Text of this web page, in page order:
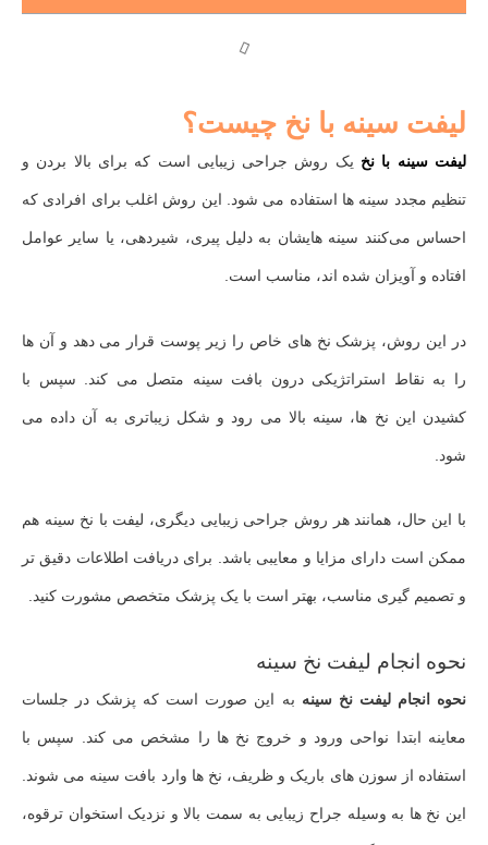
لیفت سینه با نخ چیست؟
لیفت سینه با نخ یک روش جراحی زیبایی است که برای بالا بردن و
تنظیم مجدد سینه‌ ها استفاده می‌ شود. این روش اغلب برای افرادی که
احساس می‌کنند سینه‌ هایشان به دلیل پیری، شیردهی، یا سایر عوامل
افتاده و آویزان شده‌ اند، مناسب است.
در این روش، پزشک نخ‌ های خاص را زیر پوست قرار می‌ دهد و آن‌ ها
را به نقاط استراتژیکی درون بافت سینه متصل می‌ کند. سپس با
کشیدن این نخ‌ ها، سینه بالا می‌ رود و شکل زیباتری به آن داده می‌
شود.
با این حال، همانند هر روش جراحی زیبایی دیگری، لیفت با نخ سینه هم
ممکن است دارای مزایا و معایبی باشد. برای دریافت اطلاعات دقیق تر
و تصمیم‌ گیری مناسب، بهتر است با یک پزشک متخصص مشورت کنید.
نحوه انجام لیفت نخ سینه
نحوه انجام لیفت نخ سینه به این صورت است که پزشک در جلسات
معاینه ابتدا نواحی ورود و خروج نخ‌ ها را مشخص می‌ کند. سپس با
استفاده از سوزن‌ های باریک و ظریف، نخ‌ ها وارد بافت سینه می‌ شوند.
این نخ‌ ها به وسیله جراح زیبایی به سمت بالا و نزدیک استخوان ترقوه،